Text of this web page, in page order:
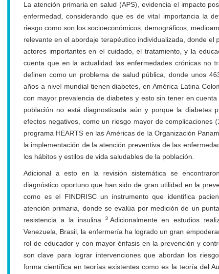
La atención primaria en salud (APS), evidencia el impacto
enfermedad, considerando que es de vital importancia la
riesgo como son los socioeconómicos, demográficos,
relevante en el abordaje terapéutico individualizada, donde
actores importantes en el cuidado, el tratamiento, y la
cuenta que en la actualidad las enfermedades crónicas no
definen como un problema de salud pública, donde unos
años a nivel mundial tienen diabetes, en América Latina
con mayor prevalencia de diabetes y esto sin tener en
población no está diagnosticada aún y porque la diabetes
efectos negativos, como un riesgo mayor de complicaciones
programa HEARTS en las Américas de la Organización
la implementación de la atención preventiva de las
los hábitos y estilos de vida saludables de la población.
Adicional a esto en la revisión sistemática se
diagnóstico oportuno que han sido de gran utilidad en la
como es el FINDRISC un instrumento que identifica
atención primaria, donde se evalúa por medición de un
resistencia a la insulina3.Adicionalmente en estudios
Venezuela, Brasil, la enfermería ha logrado un gran
rol de educador y con mayor énfasis en la prevención y
son clave para lograr intervenciones que abordan los
forma científica en teorías existentes como es la teoría del